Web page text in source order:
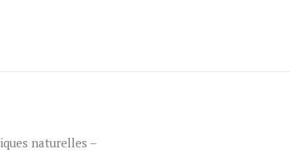
naturelles –